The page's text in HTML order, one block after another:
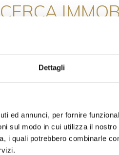
Dettagli
ed annunci, per fornire
sul modo in cui utilizza il
i quali potrebbero combinarle
STORICO - Via Mossotti, a due passi dal
Centro Storico, proponiamo bellissimo
arredato di circa 45 mq commerciali,
fronte strada e composto da unico